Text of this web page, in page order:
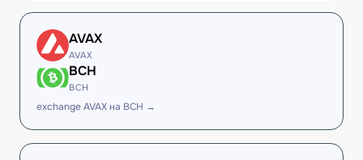
AVAX
AVAX
BCH
BCH
exchange AVAX на BCH →